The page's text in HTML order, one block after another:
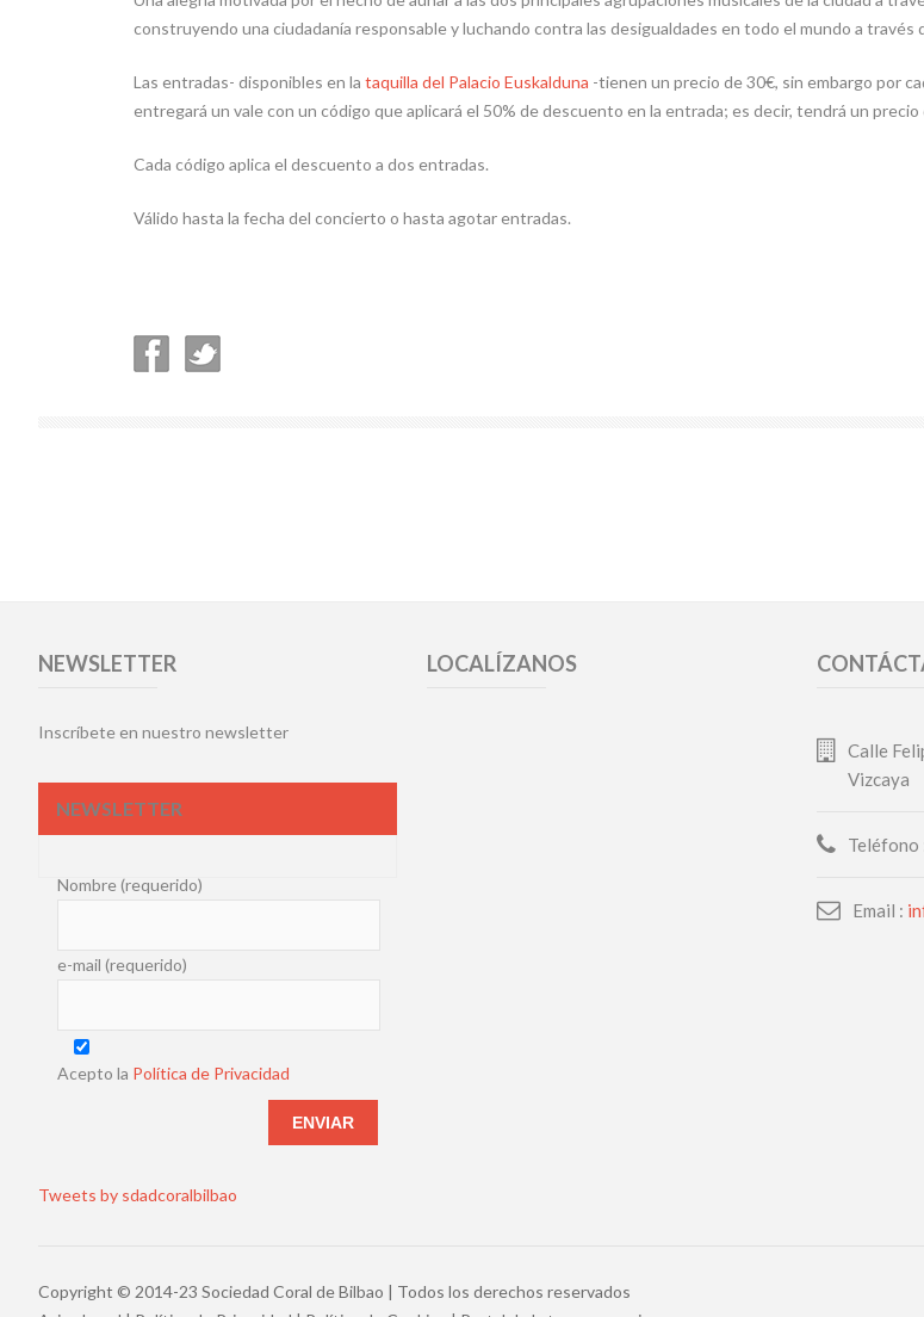
construyendo una ciudadanía responsable y luchando contra las desigualdades en todo el mundo a través
Las entradas- disponibles en la taquilla del Palacio Euskalduna -tienen un precio de 30€, sin embargo por
entregará un vale con un código que aplicará el 50% de descuento en la entrada; es decir, tendrá un
Cada código aplica el descuento a dos entradas.
Válido hasta la fecha del concierto o hasta agotar entradas.
NEWSLETTER
Inscríbete en nuestro newsletter
NEWSLETTER
Nombre (requerido)
e-mail (requerido)
Acepto la Política de Privacidad
Tweets by sdadcoralbilbao
LOCALÍZANOS
Calle
Vizcaya
Teléfono
Email :
Copyright © 2014-23 Sociedad Coral de Bilbao | Todos los derechos reservados